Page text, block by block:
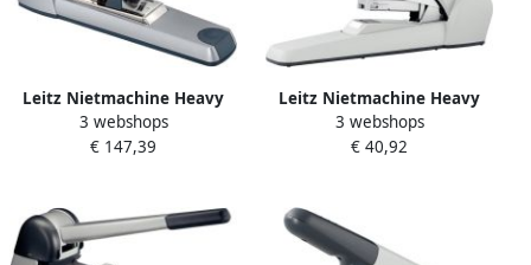
Leitz Nietmachine Heavy
Duty Flat Clinch 120 vel
zilver
3 webshops
€ 147,39
Leitz Nietmachine Heavy
Duty Flat Clinch 60 vel
zilver
3 webshops
€ 40,92